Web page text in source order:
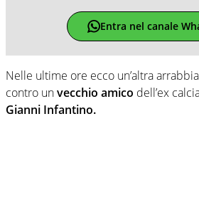
Entra nel canale
Nelle ultime ore ecco un’altra
contro unvecchio amico dell’ex
Gianni Infantino.